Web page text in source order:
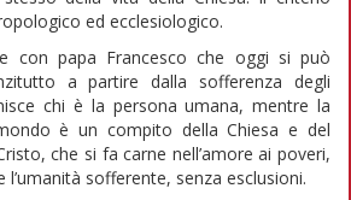
ed ecclesiologico.
con papa Francesco che oggi si può
a partire dalla sofferenza degli
chi è la persona umana, mentre la
è un compito della Chiesa e del
che si fa carne nell’amore ai poveri,
sofferente, senza esclusioni.